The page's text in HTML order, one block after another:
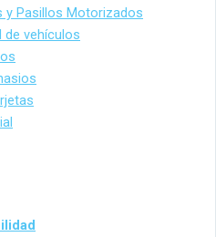
y Pasillos Motorizados
vehículos